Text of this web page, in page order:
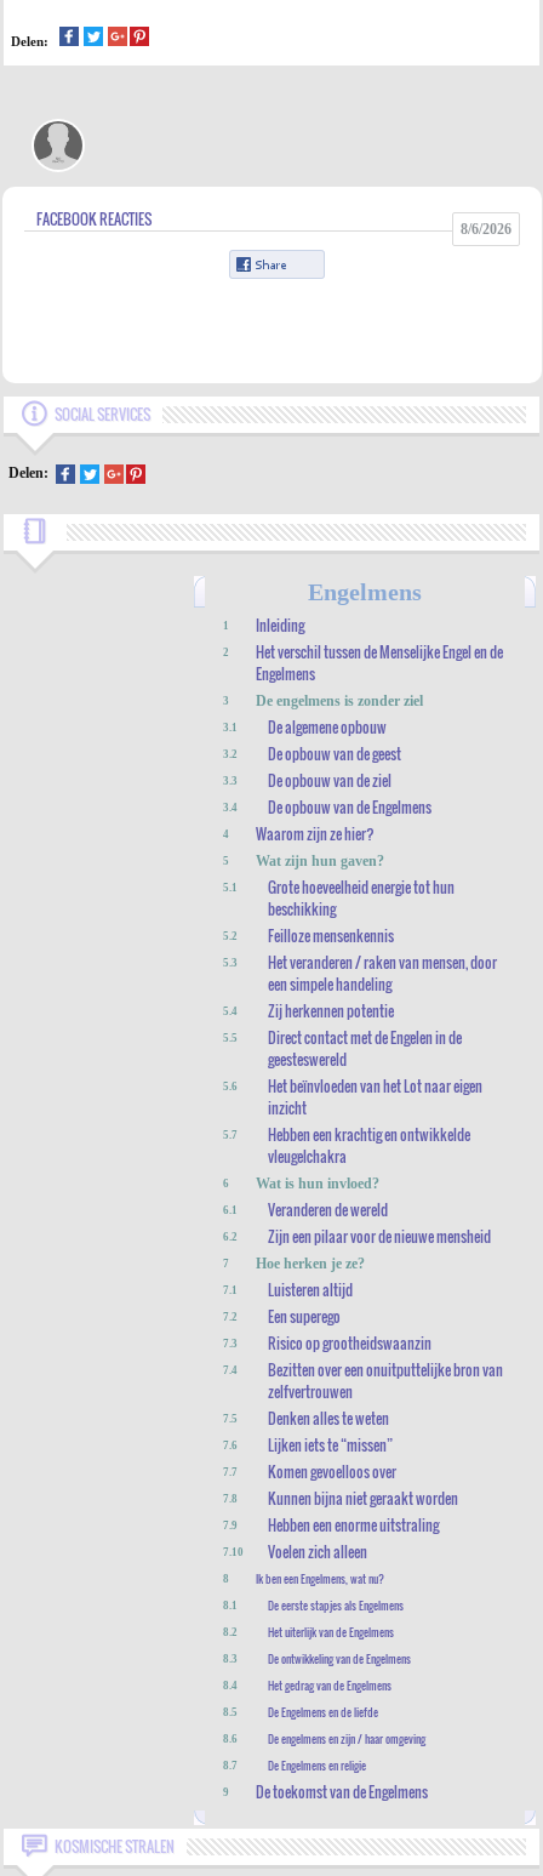
Delen:
FACEBOOK REACTIES 8/6/2026
SOCIAL SERVICES
Delen:
Engelmens
1 Inleiding
2
Het verschil tussen de Menselijke Engel en de
Engelmens
3 De engelmens is zonder ziel
3.1 De algemene opbouw
3.2 De opbouw van de geest
3.3 De opbouw van de ziel
3.4 De opbouw van de Engelmens
4 Waarom zijn ze hier?
5 Wat zijn hun gaven?
5.1
Grote hoeveelheid energie tot hun
beschikking
5.2 Feilloze mensenkennis
5.3
Het veranderen / raken van mensen, door
een simpele handeling
5.4 Zij herkennen potentie
5.5
Direct contact met de Engelen in de
geesteswereld
5.6
Het beïnvloeden van het Lot naar eigen
inzicht
5.7
Hebben een krachtig en ontwikkelde
vleugelchakra
6 Wat is hun invloed?
6.1 Veranderen de wereld
6.2 Zijn een pilaar voor de nieuwe mensheid
7 Hoe herken je ze?
7.1 Luisteren altijd
7.2 Een superego
7.3 Risico op grootheidswaanzin
7.4
Bezitten over een onuitputtelijke bron van
zelfvertrouwen
7.5 Denken alles te weten
7.6 Lijken iets te “missen”
7.7 Komen gevoelloos over
7.8 Kunnen bijna niet geraakt worden
7.9 Hebben een enorme uitstraling
7.10 Voelen zich alleen
8 Ik ben een Engelmens, wat nu?
8.1 De eerste stapjes als Engelmens
8.2 Het uiterlijk van de Engelmens
8.3 De ontwikkeling van de Engelmens
8.4 Het gedrag van de Engelmens
8.5 De Engelmens en de liefde
8.6 De engelmens en zijn / haar omgeving
8.7 De Engelmens en religie
9 De toekomst van de Engelmens
KOSMISCHE STRALEN